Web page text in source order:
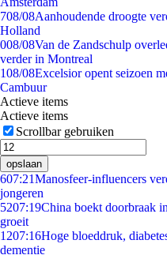
708/08Aanhoudende droogte
Holland
008/08Van de Zandschulp
verder in Montreal
108/08Excelsior opent seizoen
Cambuur
Actieve items
Actieve items
Scrollbar gebruiken
opslaan
607:21Manosfeer-influencers
jongeren
5207:19China boekt doorbraak
groeit
1207:16Hoge bloeddruk,
dementie